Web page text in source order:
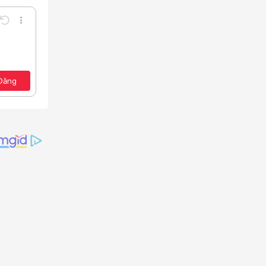
Undo Thêm tùy chọn…